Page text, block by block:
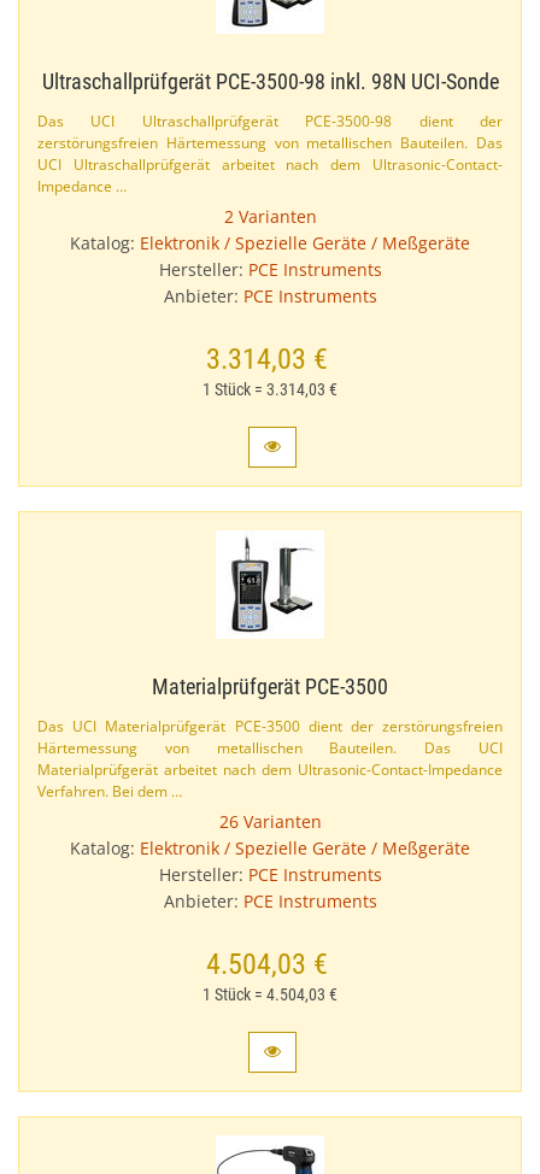
Ultraschallprüfgerät PCE-​3500-​98 inkl. 98N UCI-​Sonde
Das UCI Ultraschallprüfgerät PCE-​3500-​98 dient der
zerstörungsfreien Härtemessung von metallischen Bauteilen. Das
UCI Ultraschallprüfgerät arbeitet nach dem Ultrasonic-​Contact-​
Impedance …
2 Varianten
Katalog: Elektronik / Spezielle Geräte / Meßgeräte
Hersteller: PCE Instruments
Anbieter: PCE Instruments
3.314,03 €
1 Stück = 3.314,03 €
Materialprüfgerät PCE-​3500
Das UCI Materialprüfgerät PCE-​3500 dient der zerstörungsfreien
Härtemessung von metallischen Bauteilen. Das UCI
Materialprüfgerät arbeitet nach dem Ultrasonic-​Contact-​Impedance
Verfahren. Bei dem …
26 Varianten
Katalog: Elektronik / Spezielle Geräte / Meßgeräte
Hersteller: PCE Instruments
Anbieter: PCE Instruments
4.504,03 €
1 Stück = 4.504,03 €